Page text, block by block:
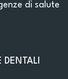
di salute
DENTALI